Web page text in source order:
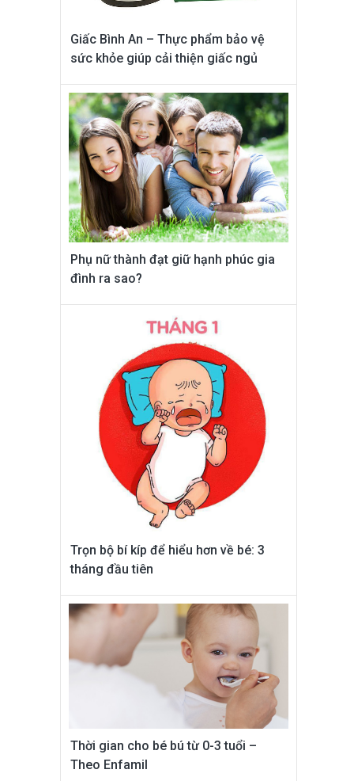
Giấc Bình An – Thực phẩm bảo vệ
sức khỏe giúp cải thiện giấc ngủ
Phụ nữ thành đạt giữ hạnh phúc gia
đình ra sao?
Trọn bộ bí kíp để hiểu hơn về bé: 3
tháng đầu tiên
Thời gian cho bé bú từ 0-3 tuổi –
Theo Enfamil